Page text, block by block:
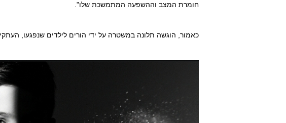
חומרת המצב וההשפעה המתמשכת שלו".
כאמור, הוגשה תלונה במשטרה על ידי הורים לילדים שנפגעו,